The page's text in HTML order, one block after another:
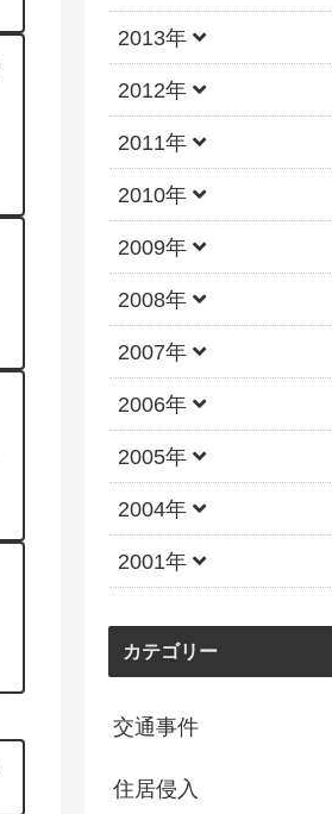
2013年
2012年
2011年
2010年
2009年
2008年
2007年
2006年
2005年
2004年
2001年
カテゴリー
交通事件
住居侵入